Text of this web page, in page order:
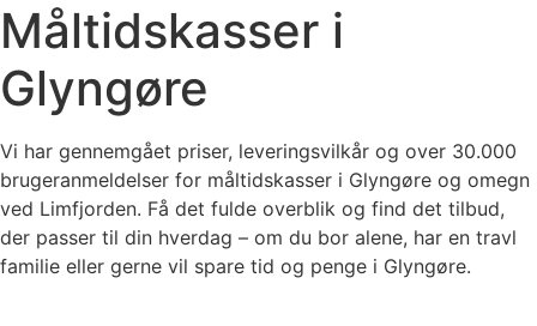
Måltidskasser i
Glyngøre
Vi har gennemgået priser, leveringsvilkår og over 30.000
brugeranmeldelser for måltidskasser i Glyngøre og omegn
ved Limfjorden. Få det fulde overblik og find det tilbud,
der passer til din hverdag – om du bor alene, har en travl
familie eller gerne vil spare tid og penge i Glyngøre.